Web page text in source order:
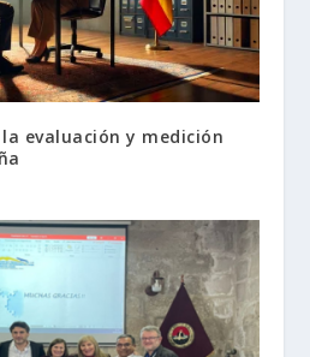
evaluación y medición